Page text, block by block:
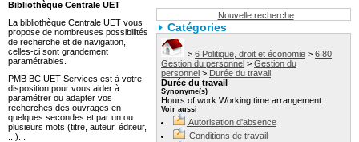
Nouvelle recherche
Catégories
> 6 Politique, droit et économie > 6.80
Gestion du personnel > Gestion du
personnel > Durée du travail
Durée du travail
Synonyme(s)
Hours of work Working time arrangement
Voir aussi
Autorisation d'absence
Conditions de travail
Bibliothèque Centrale UET
La bibliothèque Centrale UET vous
propose de nombreuses possibilités
de recherche et de navigation,
celles-ci sont grandement
paramétrables.
PMB BC.UET Services est à votre
disposition pour vous aider à
paramétrer ou adapter vos
recherches des ouvrages en
quelques secondes et par un ou
plusieurs mots (titre, auteur, éditeur,
...). .